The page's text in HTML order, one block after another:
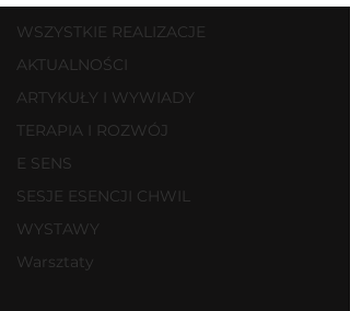
WSZYSTKIE REALIZACJE
AKTUALNOŚCI
ARTYKUŁY I WYWIADY
TERAPIA I ROZWÓJ
E SENS
SESJE ESENCJI CHWIL
WYSTAWY
Warsztaty